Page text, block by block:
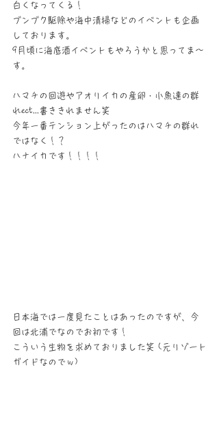
白くなってくる！
ブンブク駆除や海中清掃などのイベントも企画
しております。
9月頃に海底酒イベントもやろうかと思ってま～
す。
ハマチの回遊やアオリイカの産卵・小魚達の群
れect...書ききれません笑
今年一番テンション上がったのはハマチの群れ
ではなく！？
ハナイカです！！！！
日本海では一度見たことはあったのですが、今
回は北浦でなのでお初です！
こういう生物を求めておりました笑 (元リゾート
ガイドなのでｗ)